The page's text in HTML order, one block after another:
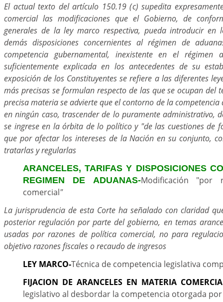
El actual texto del artículo 150.19 (c) supedita
comercial las modificaciones que el Gobierno, de
generales de la ley marco respectiva, pueda introducir en
demás disposiciones concernientes al régimen de
competencia gubernamental, inexistente en el régimen
suficientemente explicada en los antecedentes de su
exposición de los Constituyentes se refiere a las diferentes
más precisas se formulan respecto de las que se ocupan del
precisa materia se advierte que el contorno de la competencia
en ningún caso, trascender de lo puramente administrativo,
se ingrese en la órbita de lo político y "de las cuestiones de
que por afectar los intereses de la Nación en su conjunto,
tratarlas y regularlas
ARANCELES, TARIFAS Y DISPOSICIONES
REGIMEN DE ADUANAS-Modificación "por
comercial"
La jurisprudencia de esta Corte ha señalado con claridad
posterior regulación por parte del gobierno, en temas
usadas por razones de política comercial, no para
objetivo razones fiscales o recaudo de ingresos
LEY MARCO-Técnica de competencia legislativa
FIJACION DE ARANCELES EN MATERIA
legislativo al desbordar la competencia otorgada